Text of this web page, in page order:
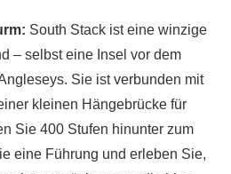
South Stack ist eine winzige
– selbst eine Insel vor dem
Sie ist verbunden mit
kleinen Hängebrücke für
Sie 400 Stufen hinunter zum
eine Führung und erleben Sie,